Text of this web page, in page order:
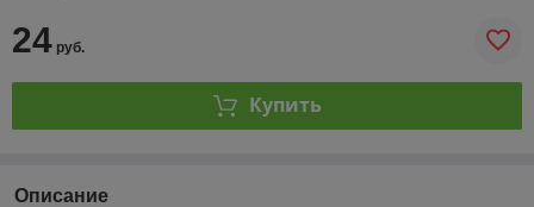
24 руб.
Купить
Описание